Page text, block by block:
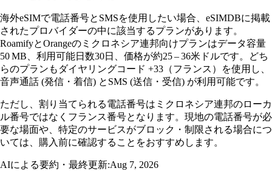
海外eSIMで電話番号とSMSを使用したい場合、eSIMDBに掲載
されたプロバイダーの中に該当するプランがあります。
RoamifyとOrangeのミクロネシア連邦向けプランはデータ容量
50 MB、利用可能日数30日、価格が約25 – 36米ドルです。どち
らのプランもダイヤリングコード +33（フランス）を使用し、
音声通話 (発信・着信) とSMS (送信・受信) が利用可能です。
ただし、割り当てられる電話番号はミクロネシア連邦のローカ
ル番号ではなくフランス番号となります。現地の電話番号が必
要な場面や、特定のサービスがブロック・制限される場合につ
いては、購入前に確認することをおすすめします。
AIによる要約・最終更新:Aug 7, 2026